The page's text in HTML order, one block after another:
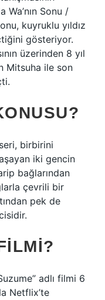
Sonu /
kuyruklu yıldız
gösteriyor.
üzerinden 8 yıl
Mitsuha ile son
birbirini
iki gencin
bağlarından
çevrili bir
pek de
adlı filmi 6
Netflix’te